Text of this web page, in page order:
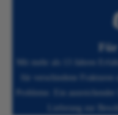
Mit mehr als 13 Jahren
Probleme. Ein